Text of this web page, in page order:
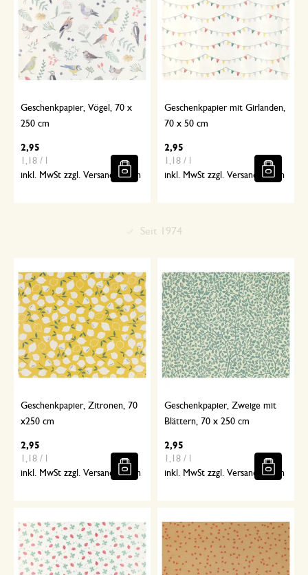
Geschenkpapier, Vögel, 70 x
250 cm
2,95
1,18 / l
inkl. MwSt zzgl. Versandkosten
Geschenkpapier mit Girlanden,
70 x 50 cm
2,95
1,18 / l
inkl. MwSt zzgl. Versandkosten
Geschenkpapier, Zitronen, 70
x250 cm
2,95
1,18 / l
inkl. MwSt zzgl. Versandkosten
Geschenkpapier, Zweige mit
Blättern, 70 x 250 cm
2,95
1,18 / l
inkl. MwSt zzgl. Versandkosten
Sorgfältig ausgewählt